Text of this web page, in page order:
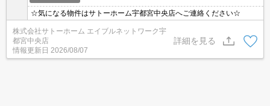
☆気になる物件はサトーホーム宇都宮中央店へご連絡ください☆
株式会社サトーホーム エイブルネットワーク宇
都宮中央店
情報更新日 2026/08/07
詳細を見る